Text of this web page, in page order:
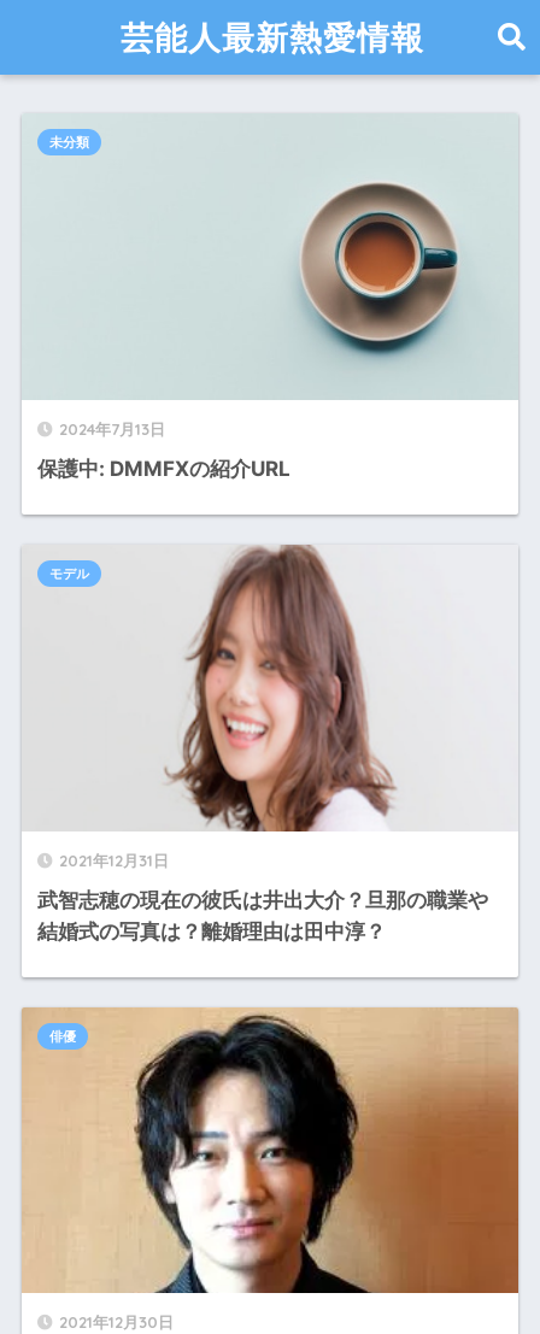
芸能人最新熱愛情報
2024年7月13日
保護中: DMMFXの紹介URL
未分類
2021年12月31日
武智志穂の現在の彼氏は井出大介？旦那の職業や
結婚式の写真は？離婚理由は田中淳？
モデル
2021年12月30日
俳優